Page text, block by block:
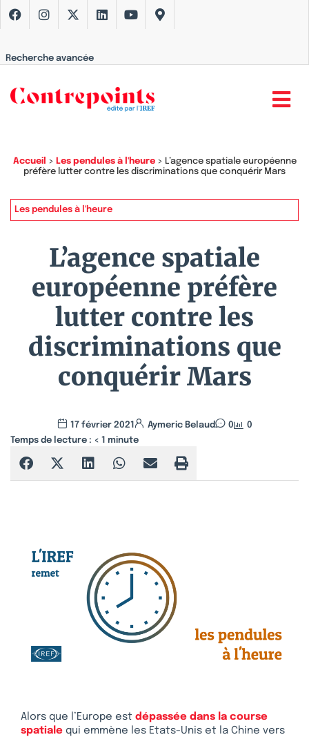
Recherche avancée
Accueil > Les pendules à l'heure> L’agence spatiale européenne
préfère lutter contre les discriminations que conquérir Mars
Les pendules à l'heure
L’agence spatiale
européenne préfère
lutter contre les
discriminations que
conquérir Mars
17 février 2021 Aymeric Belaud 0
0
Temps de lecture : < 1 minute
Alors que l’Europe est dépassée dans la course
spatiale qui emmène les Etats-Unis et la Chine vers